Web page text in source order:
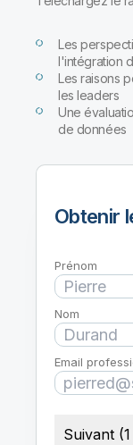
Les
l'intégration
Les raisons
les leaders
Une
de données
Obtenir
Prénom
Nom
Email
Suivant